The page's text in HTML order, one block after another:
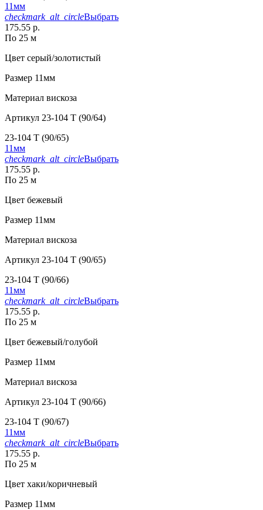
11мм
checkmark_alt_circleВыбрать
175.55 р.
По 25 м
Цвет серый/золотистый
Размер 11мм
Материал вискоза
Артикул 23-104 T (90/64)
23-104 T (90/65)
11мм
checkmark_alt_circleВыбрать
175.55 р.
По 25 м
Цвет бежевый
Размер 11мм
Материал вискоза
Артикул 23-104 T (90/65)
23-104 T (90/66)
11мм
checkmark_alt_circleВыбрать
175.55 р.
По 25 м
Цвет бежевый/голубой
Размер 11мм
Материал вискоза
Артикул 23-104 T (90/66)
23-104 T (90/67)
11мм
checkmark_alt_circleВыбрать
175.55 р.
По 25 м
Цвет хаки/коричневый
Размер 11мм